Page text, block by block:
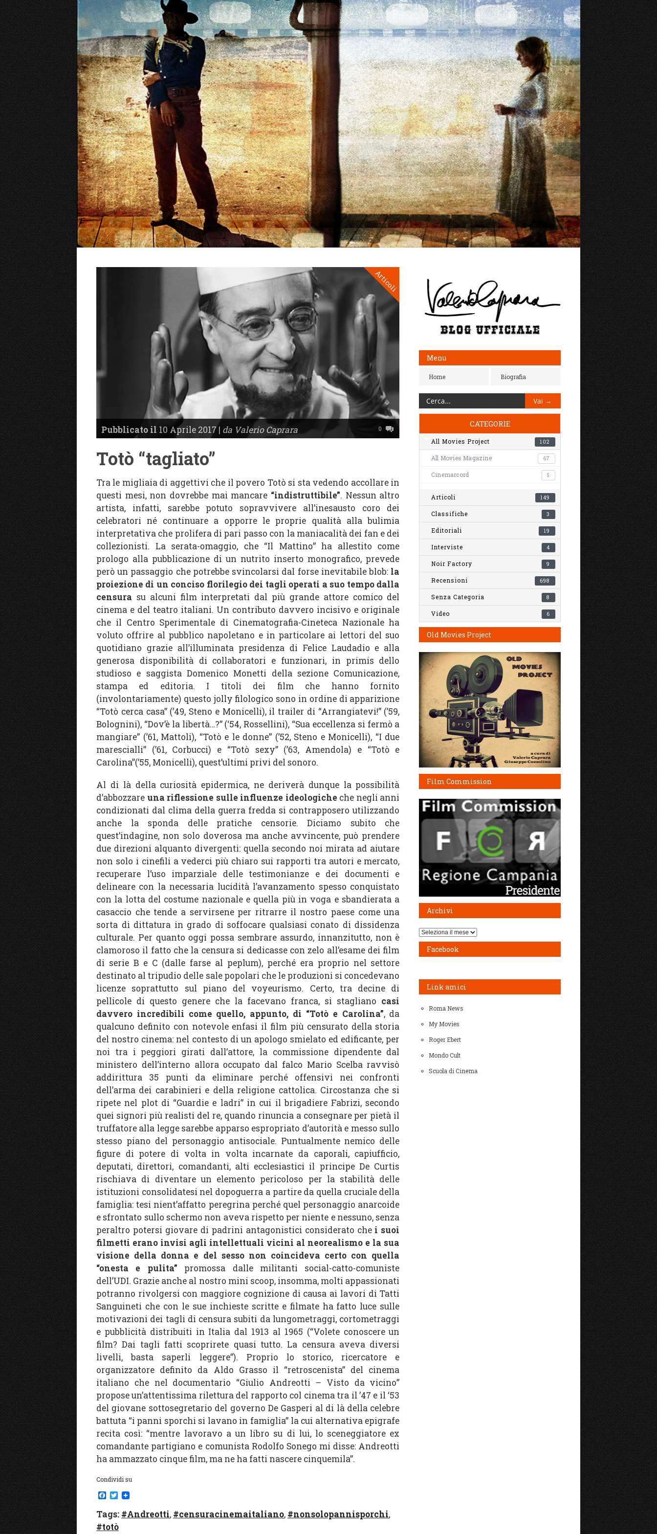
Articoli
Pubblicato il 10 Aprile 2017 | da Valerio Caprara 0
Totò “tagliato”
Tra le migliaia di aggettivi che il povero Totò si sta vedendo accollare in
questi mesi, non dovrebbe mai mancare “indistruttibile”. Nessun altro
artista, infatti, sarebbe potuto sopravvivere all’inesausto coro dei
celebratori né continuare a opporre le proprie qualità alla bulimia
interpretativa che prolifera di pari passo con la maniacalità dei fan e dei
collezionisti. La serata-omaggio, che “Il Mattino” ha allestito come
prologo alla pubblicazione di un nutrito inserto monografico, prevede
però un passaggio che potrebbe svincolarsi dal forse inevitabile blob: la
proiezione di un conciso florilegio dei tagli operati a suo tempo dalla
censura su alcuni film interpretati dal più grande attore comico del
cinema e del teatro italiani. Un contributo davvero incisivo e originale
che il Centro Sperimentale di Cinematografia-Cineteca Nazionale ha
voluto offrire al pubblico napoletano e in particolare ai lettori del suo
quotidiano grazie all’illuminata presidenza di Felice Laudadio e alla
generosa disponibilità di collaboratori e funzionari, in primis dello
studioso e saggista Domenico Monetti della sezione Comunicazione,
stampa ed editoria. I titoli dei film che hanno fornito
(involontariamente) questo jolly filologico sono in ordine di apparizione
“Totò cerca casa” (’49, Steno e Monicelli), il trailer di “Arrangiatevi!” (’59,
Bolognini), “Dov’è la libertà…?” (‘54, Rossellini), “Sua eccellenza si fermò a
mangiare” (’61, Mattoli), “Totò e le donne” (’52, Steno e Monicelli), “I due
marescialli” (’61, Corbucci) e “Totò sexy” (’63, Amendola) e “Totò e
Carolina”(’55, Monicelli), quest’ultimi privi del sonoro.
Al di là della curiosità epidermica, ne deriverà dunque la possibilità
d’abbozzare una riflessione sulle influenze ideologiche che negli anni
condizionati dal clima della guerra fredda si contrapposero utilizzando
anche la sponda delle pratiche censorie. Diciamo subito che
quest’indagine, non solo doverosa ma anche avvincente, può prendere
due direzioni alquanto divergenti: quella secondo noi mirata ad aiutare
non solo i cinefili a vederci più chiaro sui rapporti tra autori e mercato,
recuperare l’uso imparziale delle testimonianze e dei documenti e
delineare con la necessaria lucidità l’avanzamento spesso conquistato
con la lotta del costume nazionale e quella più in voga e sbandierata a
casaccio che tende a servirsene per ritrarre il nostro paese come una
sorta di dittatura in grado di soffocare qualsiasi conato di dissidenza
culturale. Per quanto oggi possa sembrare assurdo, innanzitutto, non è
clamoroso il fatto che la censura si dedicasse con zelo all’esame dei film
di serie B e C (dalle farse al peplum), perché era proprio nel settore
destinato al tripudio delle sale popolari che le produzioni si concedevano
licenze soprattutto sul piano del voyeurismo. Certo, tra decine di
pellicole di questo genere che la facevano franca, si stagliano casi
davvero incredibili come quello, appunto, di “Totò e Carolina”, da
qualcuno definito con notevole enfasi il film più censurato della storia
del nostro cinema: nel contesto di un apologo smielato ed edificante, per
noi tra i peggiori girati dall’attore, la commissione dipendente dal
ministero dell’interno allora occupato dal falco Mario Scelba ravvisò
addirittura 35 punti da eliminare perché offensivi nei confronti
dell’arma dei carabinieri e della religione cattolica. Circostanza che si
ripete nel plot di “Guardie e ladri” in cui il brigadiere Fabrizi, secondo
quei signori più realisti del re, quando rinuncia a consegnare per pietà il
truffatore alla legge sarebbe apparso espropriato d’autorità e messo sullo
stesso piano del personaggio antisociale. Puntualmente nemico delle
figure di potere di volta in volta incarnate da caporali, capiufficio,
deputati, direttori, comandanti, alti ecclesiastici il principe De Curtis
rischiava di diventare un elemento pericoloso per la stabilità delle
istituzioni consolidatesi nel dopoguerra a partire da quella cruciale della
famiglia: tesi nient’affatto peregrina perché quel personaggio anarcoide
e sfrontato sullo schermo non aveva rispetto per niente e nessuno, senza
peraltro potersi giovare di padrini antagonistici considerato chei suoi
filmetti erano invisi agli intellettuali vicini al neorealismo e la sua
visione della donna e del sesso non coincideva certo con quella
“onesta e pulita” promossa dalle militanti social-catto-comuniste
dell’UDI. Grazie anche al nostro mini scoop, insomma, molti appassionati
potranno rivolgersi con maggiore cognizione di causa ai lavori di Tatti
Sanguineti che con le sue inchieste scritte e filmate ha fatto luce sulle
motivazioni dei tagli di censura subiti da lungometraggi, cortometraggi
e pubblicità distribuiti in Italia dal 1913 al 1965 (“Volete conoscere un
film? Dai tagli fatti scoprirete quasi tutto. La censura aveva diversi
livelli, basta saperli leggere”). Proprio lo storico, ricercatore e
organizzatore definito da Aldo Grasso il “retroscenista” del cinema
italiano che nel documentario “Giulio Andreotti – Visto da vicino”
propose un’attentissima rilettura del rapporto col cinema tra il ’47 e il ‘53
del giovane sottosegretario del governo De Gasperi al di là della celebre
battuta “i panni sporchi si lavano in famiglia” la cui alternativa epigrafe
recita così: “mentre lavoravo a un libro su di lui, lo sceneggiatore ex
comandante partigiano e comunista Rodolfo Sonego mi disse: Andreotti
ha ammazzato cinque film, ma ne ha fatti nascere cinquemila”.
Condividi su
F
a
c
e
b
T
w
i
t
t
Tags: #Andreotti, #censuracinemaitaliano, #nonsolopannisporchi,
#totò
Menu
Home Biografia
CATEGORIE
All Movies Project 102
All Movies Magazine 67
Cinemarcord 5
Articoli 149
Classifiche 3
Editoriali 19
Interviste 4
Noir Factory 9
Recensioni 698
Senza Categoria 8
Video 6
Old Movies Project
Film Commission
Archivi
Archivi
Facebook
Link amici
Roma News
My Movies
Roger Ebert
Mondo Cult
Scuola di Cinema